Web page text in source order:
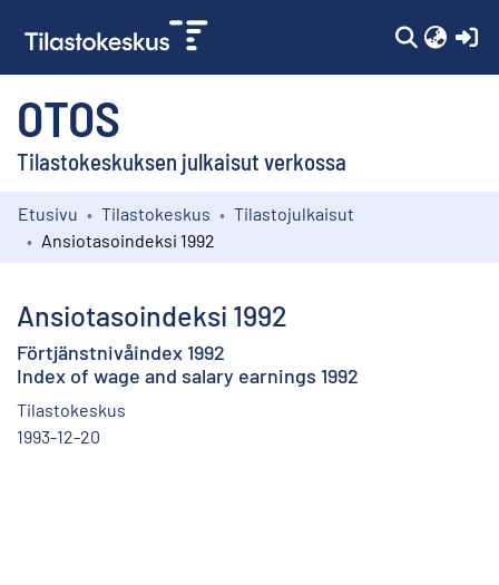
OTOS
Tilastokeskuksen julkaisut verkossa
Kokoelmat
Etusivu Tilastokeskus
Tilastojulkaisut
Ansiotasoindeksi 1992
Ansiotasoindeksi 1992
Förtjänstnivåindex 1992
Index of wage and salary earnings 1992
Tilastokeskus
1993-12-20